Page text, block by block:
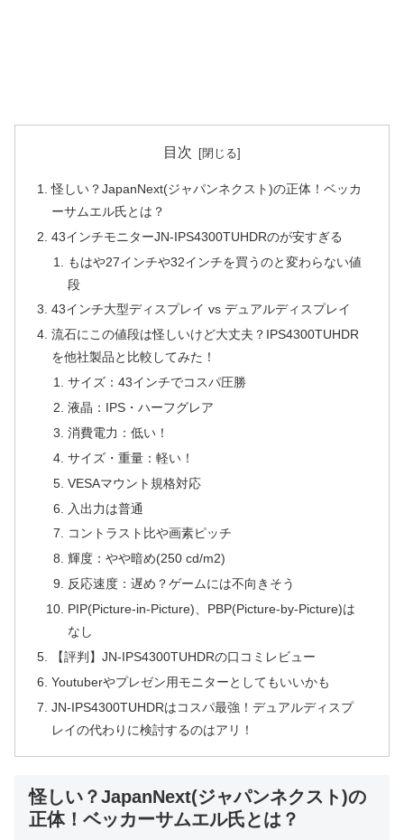
目次
怪しい？JapanNext(ジャパンネクスト)の正体！ベッカ
ーサムエル氏とは？
43インチモニターJN-IPS4300TUHDRのが安すぎる
もはや27インチや32インチを買うのと変わらない値
段
43インチ大型ディスプレイ vs デュアルディスプレイ
流石にこの値段は怪しいけど大丈夫？IPS4300TUHDR
を他社製品と比較してみた！
サイズ：43インチでコスパ圧勝
液晶：IPS・ハーフグレア
消費電力：低い！
サイズ・重量：軽い！
VESAマウント規格対応
入出力は普通
コントラスト比や画素ピッチ
輝度：やや暗め(250 cd/m2)
反応速度：遅め？ゲームには不向きそう
PIP(Picture-in-Picture)、PBP(Picture-by-Picture)は
なし
【評判】JN-IPS4300TUHDRの口コミレビュー
Youtuberやプレゼン用モニターとしてもいいかも
JN-IPS4300TUHDRはコスパ最強！デュアルディスプ
レイの代わりに検討するのはアリ！
怪しい？JapanNext(ジャパンネクスト)の
正体！ベッカーサムエル氏とは？